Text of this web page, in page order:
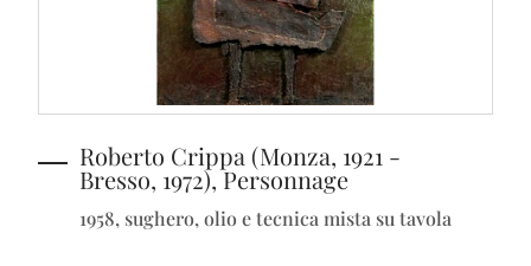
Roberto Crippa (Monza, 1921 -
Bresso, 1972), Personnage
1958, sughero, olio e tecnica mista su tavola